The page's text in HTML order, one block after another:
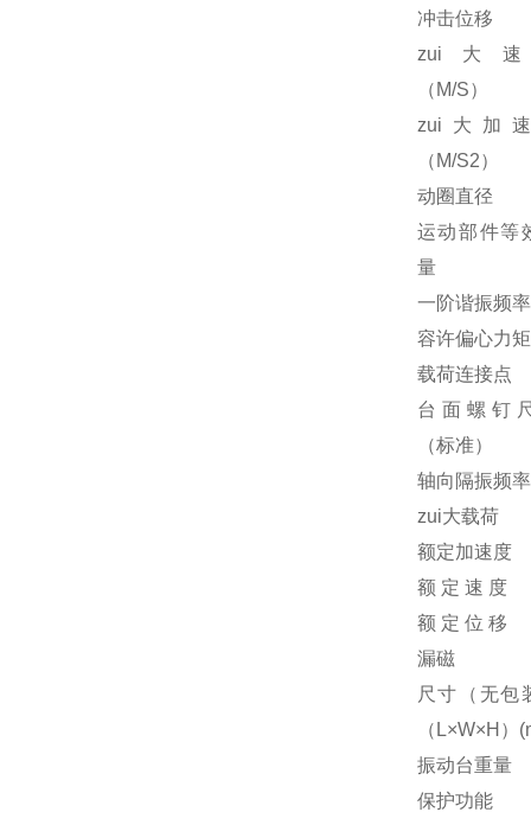
冲击位移
zui大
（M/S）
zui大加
（M/S2）
动圈直径
运动部件等
量
一阶谐振频率
容许偏心力矩
载荷连接点
台面螺钉
（标准）
轴向隔振频率
zui大载荷
额定加速度
额 定 速 度
额 定 位 移
漏磁
尺寸（无包
（L×W×H）
振动台重量
保护功能